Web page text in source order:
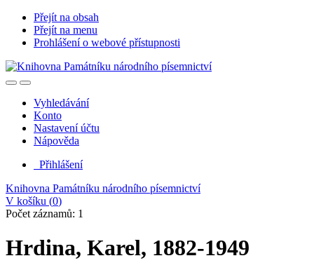
Přejít na obsah
Přejít na menu
Prohlášení o webové přístupnosti
Vyhledávání
Konto
Nastavení účtu
Nápověda
Přihlášení
Knihovna Památníku národního písemnictví
V košíku (0)
Počet záznamů: 1
Hrdina, Karel, 1882-1949